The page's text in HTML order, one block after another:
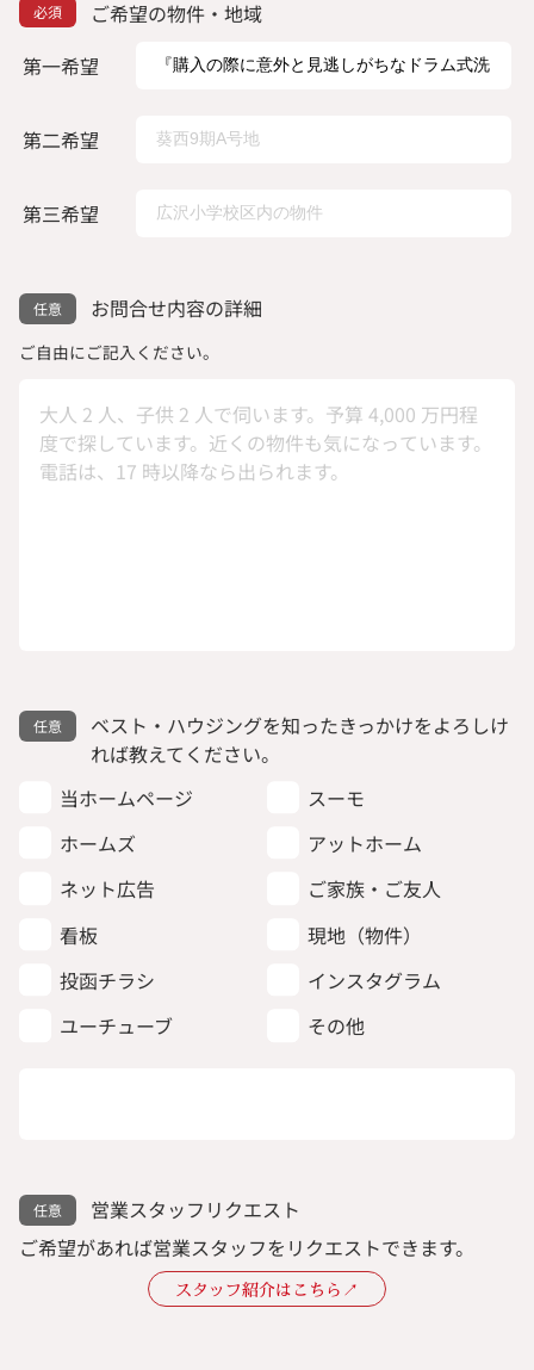
ご希望の物件・地域
第一希望
第二希望
第三希望
お問合せ内容の詳細
ご自由にご記入ください。
ベスト・ハウジングを知ったきっかけをよろしけ
れば教えてください。
当ホームページ
スーモ
ホームズ
アットホーム
ネット広告
ご家族・ご友人
看板
現地（物件）
投函チラシ
インスタグラム
ユーチューブ
その他
営業スタッフリクエスト
ご希望があれば営業スタッフをリクエストできます。
スタッフ紹介はこちら↗︎